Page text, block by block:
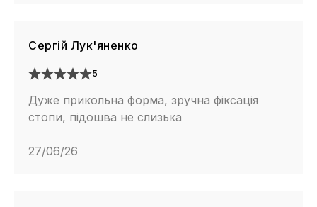
Сергій Лук'яненко
5
Дуже прикольна форма, зручна фіксація
стопи, підошва не слизька
27/06/26